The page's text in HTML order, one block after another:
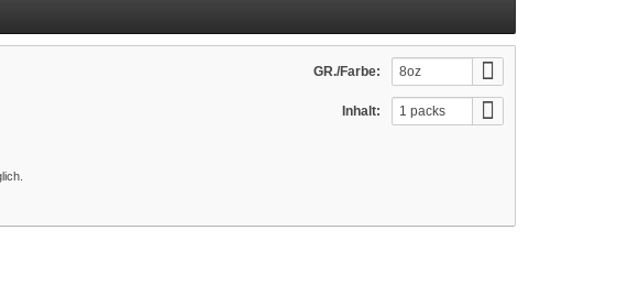
GR./Farbe: 8oz
Inhalt: 1 packs